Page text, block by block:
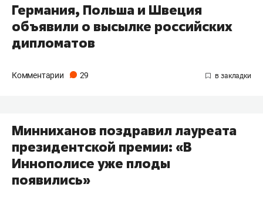
Германия, Польша и Швеция
объявили о высылке российских
дипломатов
Комментарии 29
Минниханов поздравил лауреата
президентской премии: «В
Иннополисе уже плоды
появились»